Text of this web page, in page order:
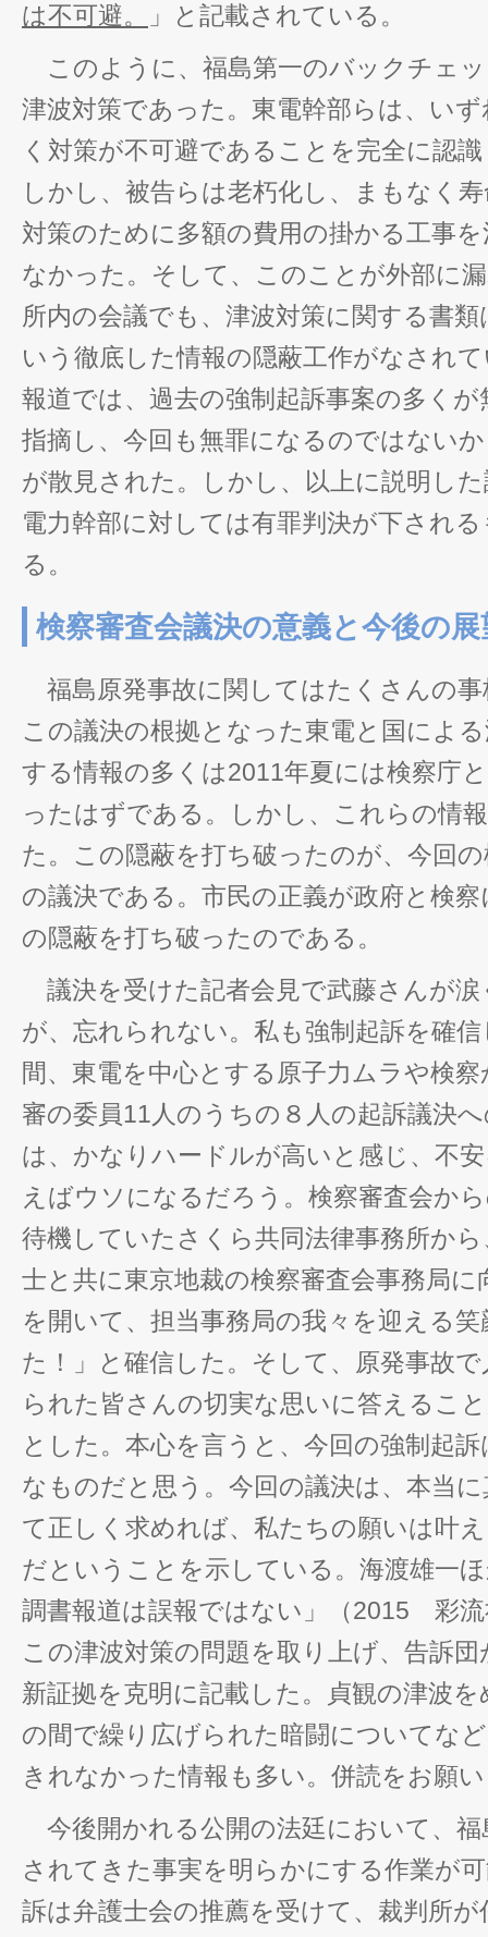
は不可避。
」と記載されている。
このように、福島第一のバックチェ
津波対策であった。東電幹部らは、い
く対策が不可避であることを完全に認
しかし、被告らは老朽化し、まもなく
対策のために多額の費用の掛かる工事
なかった。そして、このことが外部に
所内の会議でも、津波対策に関する書
いう徹底した情報の隠蔽工作がなされ
報道では、過去の強制起訴事案の多く
指摘し、今回も無罪になるのではない
が散見された。しかし、以上に説明し
電力幹部に対しては有罪判決が下され
る。
検察審査会議決の意義と今後の展
福島原発事故に関してはたくさんの
この議決の根拠となった東電と国によ
する情報の多くは2011年夏には検察庁
ったはずである。しかし、これらの情
た。この隠蔽を打ち破ったのが、今回
の議決である。市民の正義が政府と検
の隠蔽を打ち破ったのである。
議決を受けた記者会見で武藤さんが
が、忘れられない。私も強制起訴を確
間、東電を中心とする原子力ムラや検
審の委員11人のうちの８人の起訴議決
は、かなりハードルが高いと感じ、不
えばウソになるだろう。検察審査会か
待機していたさくら共同法律事務所か
士と共に東京地裁の検察審査会事務局
を開いて、担当事務局の我々を迎える
た！」と確信した。そして、原発事故
られた皆さんの切実な思いに答えるこ
とした。本心を言うと、今回の強制起
なものだと思う。今回の議決は、本当
て正しく求めれば、私たちの願いは叶
だということを示している。海渡雄一
調書報道は誤報ではない」（2015 彩
この津波対策の問題を取り上げ、告訴
新証拠を克明に記載した。貞観の津波
の間で繰り広げられた暗闘についてな
きれなかった情報も多い。併読をお願
今後開かれる公開の法廷において、福
されてきた事実を明らかにする作業が
訴は弁護士会の推薦を受けて、裁判所